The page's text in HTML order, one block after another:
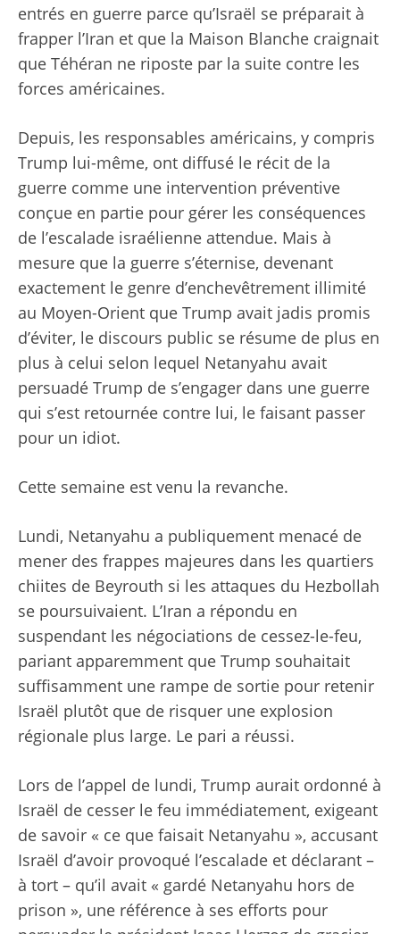
entrés en guerre parce qu’Israël se préparait à
frapper l’Iran et que la Maison Blanche craignait
que Téhéran ne riposte par la suite contre les
forces américaines.
Depuis, les responsables américains, y compris
Trump lui-même, ont diffusé le récit de la
guerre comme une intervention préventive
conçue en partie pour gérer les conséquences
de l’escalade israélienne attendue. Mais à
mesure que la guerre s’éternise, devenant
exactement le genre d’enchevêtrement illimité
au Moyen-Orient que Trump avait jadis promis
d’éviter, le discours public se résume de plus en
plus à celui selon lequel Netanyahu avait
persuadé Trump de s’engager dans une guerre
qui s’est retournée contre lui, le faisant passer
pour un idiot.
Cette semaine est venu la revanche.
Lundi, Netanyahu a publiquement menacé de
mener des frappes majeures dans les quartiers
chiites de Beyrouth si les attaques du Hezbollah
se poursuivaient. L’Iran a répondu en
suspendant les négociations de cessez-le-feu,
pariant apparemment que Trump souhaitait
suffisamment une rampe de sortie pour retenir
Israël plutôt que de risquer une explosion
régionale plus large. Le pari a réussi.
Lors de l’appel de lundi, Trump aurait ordonné à
Israël de cesser le feu immédiatement, exigeant
de savoir « ce que faisait Netanyahu », accusant
Israël d’avoir provoqué l’escalade et déclarant –
à tort – qu’il avait « gardé Netanyahu hors de
prison », une référence à ses efforts pour